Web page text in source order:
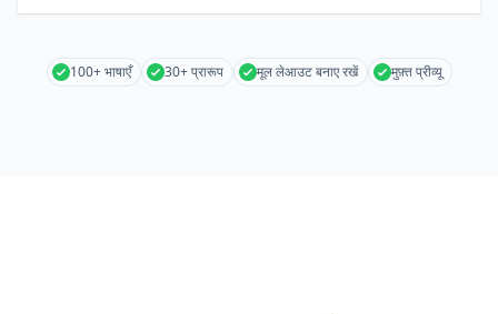
100+ भाषाएँ 30+ प्रारूप मूल लेआउट बनाए रखें मुफ़्त प्रीव्यू